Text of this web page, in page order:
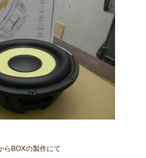
BOXの製作にて